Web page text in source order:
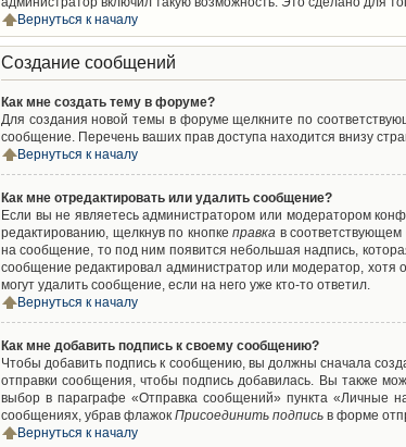
Вернуться к началу
Создание сообщений
Как мне создать тему в форуме?
Для создания новой темы в форуме щелкните по
сообщение. Перечень ваших прав доступа находится внизу
Вернуться к началу
Как мне отредактировать или удалить сообщение?
Если вы не являетесь администратором или модератором
редактированию, щелкнув по кнопкеправка в соответствующем
на сообщение, то под ним появится небольшая надпись,
сообщение редактировал администратор или модератор, хотя
могут удалить сообщение, если на него уже кто-то ответил.
Вернуться к началу
Как мне добавить подпись к своему сообщению?
Чтобы добавить подпись к сообщению, вы должны сначала
отправки сообщения, чтобы подпись добавилась. Вы также
выбор в параграфе «Отправка сообщений» пункта «Личные
сообщениях, убрав флажок Присоединить подпись в форме
Вернуться к началу